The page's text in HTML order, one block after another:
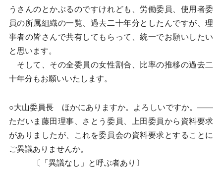
うさんのとかぶるのですけれども、労働委員、使用者委
員の所属組織の一覧、過去二十年分としたんですが、理
事者の皆さんで共有してもらって、統一でお願いしたい
と思います。
そして、その全委員の女性割合、比率の推移の過去二
十年分もお願いいたします。
○大山委員長 ほかにありますか。よろしいですか。――
ただいま藤田理事、さとう委員、上田委員から資料要求
がありましたが、これを委員会の資料要求とすることに
ご異議ありませんか。
〔「異議なし」と呼ぶ者あり〕